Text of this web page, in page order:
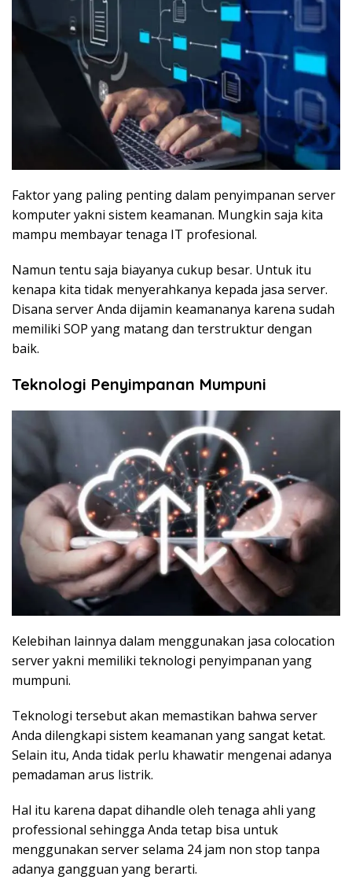
Faktor yang paling penting dalam penyimpanan server
komputer yakni sistem keamanan. Mungkin saja kita
mampu membayar tenaga IT profesional.
Namun tentu saja biayanya cukup besar. Untuk itu
kenapa kita tidak menyerahkanya kepada jasa server.
Disana server Anda dijamin keamananya karena sudah
memiliki SOP yang matang dan terstruktur dengan
baik.
Teknologi Penyimpanan Mumpuni
Kelebihan lainnya dalam menggunakan jasa colocation
server yakni memiliki teknologi penyimpanan yang
mumpuni.
Teknologi tersebut akan memastikan bahwa server
Anda dilengkapi sistem keamanan yang sangat ketat.
Selain itu, Anda tidak perlu khawatir mengenai adanya
pemadaman arus listrik.
Hal itu karena dapat dihandle oleh tenaga ahli yang
professional sehingga Anda tetap bisa untuk
menggunakan server selama 24 jam non stop tanpa
adanya gangguan yang berarti.